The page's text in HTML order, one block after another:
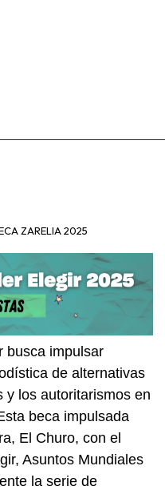
ZARELIA 2025
busca impulsar
de alternativas
y los autoritarismos en
beca impulsada
, El Churo, con el
Asuntos Mundiales
la serie de